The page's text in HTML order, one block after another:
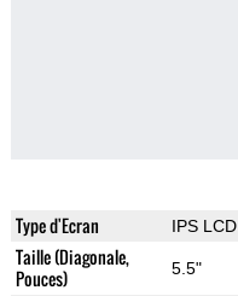
Type d'Ecran IPS LCD
Taille (Diagonale,
Pouces)
5.5"